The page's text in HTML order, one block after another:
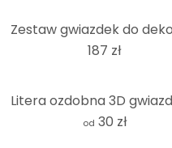
187 zł
od 30 zł